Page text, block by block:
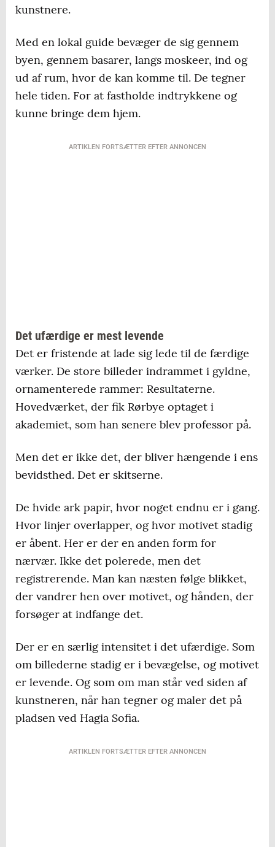
kunstnere.
Med en lokal guide bevæger de sig gennem
byen, gennem basarer, langs moskeer, ind og
ud af rum, hvor de kan komme til. De tegner
hele tiden. For at fastholde indtrykkene og
kunne bringe dem hjem.
ARTIKLEN FORTSÆTTER EFTER ANNONCEN
Det ufærdige er mest levende
Det er fristende at lade sig lede til de færdige
værker. De store billeder indrammet i gyldne,
ornamenterede rammer: Resultaterne.
Hovedværket, der fik Rørbye optaget i
akademiet, som han senere blev professor på.
Men det er ikke det, der bliver hængende i ens
bevidsthed. Det er skitserne.
De hvide ark papir, hvor noget endnu er i gang.
Hvor linjer overlapper, og hvor motivet stadig
er åbent. Her er der en anden form for
nærvær. Ikke det polerede, men det
registrerende. Man kan næsten følge blikket,
der vandrer hen over motivet, og hånden, der
forsøger at indfange det.
Der er en særlig intensitet i det ufærdige. Som
om billederne stadig er i bevægelse, og motivet
er levende. Og som om man står ved siden af
kunstneren, når han tegner og maler det på
pladsen ved Hagia Sofia.
ARTIKLEN FORTSÆTTER EFTER ANNONCEN